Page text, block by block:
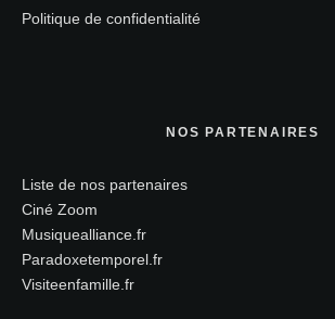
Politique de confidentialité
NOS PARTENAIRES
Liste de nos partenaires
Ciné Zoom
Musiquealliance.fr
Paradoxetemporel.fr
Visiteenfamille.fr